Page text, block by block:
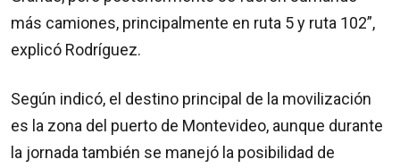
más camiones, principalmente en ruta 5 y ruta 102”,
explicó Rodríguez.
Según indicó, el destino principal de la movilización
es la zona del puerto de Montevideo, aunque durante
la jornada también se manejó la posibilidad de